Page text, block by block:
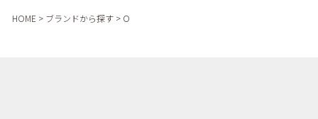
HOME ブランドから探す O